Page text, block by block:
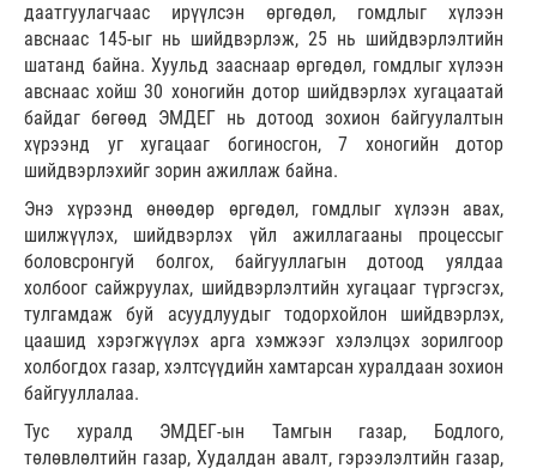
даатгуулагчаас ирүүлсэн өргөдөл, гомдлыг хүлээн
авснаас 145-ыг нь шийдвэрлэж, 25 нь шийдвэрлэлтийн
шатанд байна. Хуульд зааснаар өргөдөл, гомдлыг хүлээн
авснаас хойш 30 хоногийн дотор шийдвэрлэх хугацаатай
байдаг бөгөөд ЭМДЕГ нь дотоод зохион байгуулалтын
хүрээнд уг хугацааг богиносгон, 7 хоногийн дотор
шийдвэрлэхийг зорин ажиллаж байна.
Энэ хүрээнд өнөөдөр өргөдөл, гомдлыг хүлээн авах,
шилжүүлэх, шийдвэрлэх үйл ажиллагааны процессыг
боловсронгуй болгох, байгууллагын дотоод уялдаа
холбоог сайжруулах, шийдвэрлэлтийн хугацааг түргэсгэх,
тулгамдаж буй асуудлуудыг тодорхойлон шийдвэрлэх,
цаашид хэрэгжүүлэх арга хэмжээг хэлэлцэх зорилгоор
холбогдох газар, хэлтсүүдийн хамтарсан хуралдаан зохион
байгууллалаа.
Тус хуралд ЭМДЕГ-ын Тамгын газар, Бодлого,
төлөвлөлтийн газар, Худалдан авалт, гэрээлэлтийн газар,